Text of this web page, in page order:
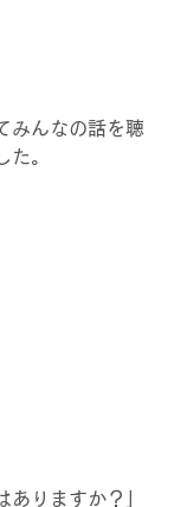
みんなの話を聴
。
りますか？」